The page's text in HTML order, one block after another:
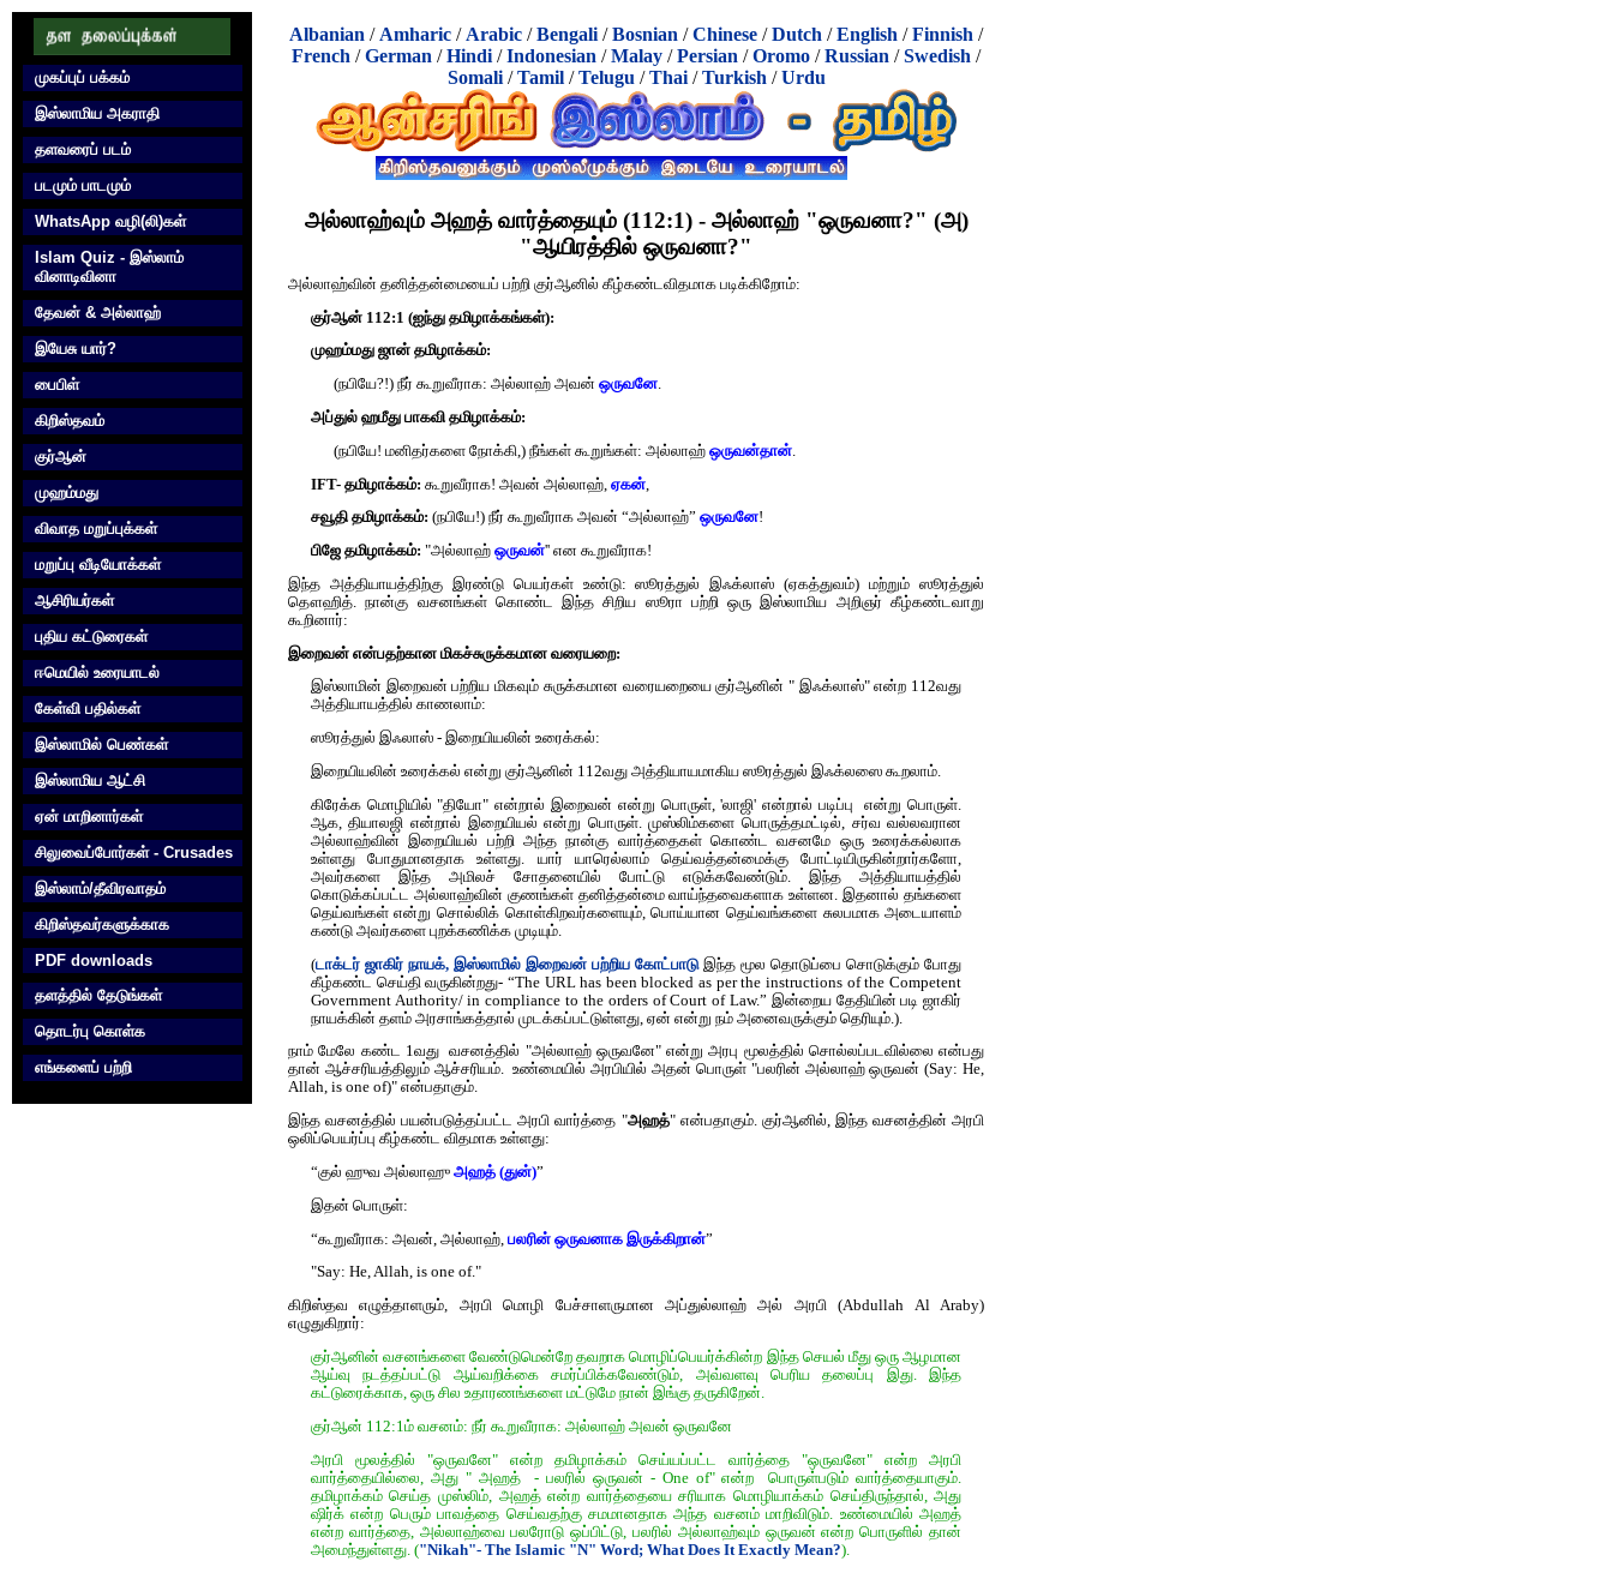
முகப்புப் பக்கம்
இஸ்லாமிய அகராதி
தளவரைப் படம்
படமும் பாடமும்
WhatsApp வழி(லி)கள்
Islam Quiz - இஸ்லாம்
வினாடிவினா
தேவன் & அல்லாஹ்
இயேசு யார்?
பைபிள்
கிறிஸ்தவம்
குர்‍ஆன்
முஹம்மது
விவாத மறுப்புக்கள்
மறுப்பு வீடியோக்கள்
ஆசிரியர்கள்
புதிய கட்டுரைகள்
ஈமெயில் உரையாடல்
கேள்வி பதில்கள்
இஸ்லாமில் பெண்கள்
இஸ்லாமிய ஆட்சி
ஏன் மாறினார்கள்
சிலுவைப்போர்கள் - Crusades
இஸ்லாம்/தீவிரவாதம்
கிறிஸ்தவர்களுக்காக‌
PDF downloads
தளத்தில் தேடுங்கள்
தொடர்பு கொள்க‌
எங்களைப் பற்றி
Albanian / Amharic / Arabic /Bengali /Bosnian /Chinese /Dutch /English /Finnish /
French /German /Hindi /Indonesian /Malay /Persian /Oromo /Russian /Swedish /
Somali/Tamil/Telugu /Thai/Turkish /Urdu
அல்லாஹ்வும் அஹத் வார்த்தையும் (112:1) - அல்லாஹ் "ஒருவனா?" (அ)
"ஆயிரத்தில் ஒருவனா?"
அல்லாஹ்வின் தனித்தன்மையைப் பற்றி குர்‍ஆனில் கீழ்கண்டவிதமாக படிக்கிறோம்:
குர்‍ஆன் 112:1 (ஐந்து தமிழாக்கங்கள்):
முஹம்மது ஜான் தமிழாக்கம்:
(நபியே?!) நீர் கூறுவீராக: அல்லாஹ் அவன் ஒருவனே.
அப்துல் ஹமீது பாகவி தமிழாக்கம்:
(நபியே! மனிதர்களை நோக்கி,) நீங்கள் கூறுங்கள்: அல்லாஹ் ஒருவன்தான்.
IFT- தமிழாக்கம்: கூறுவீராக! அவன் அல்லாஹ், ஏகன்,
சவூதி தமிழாக்கம்: (நபியே!) நீர் கூறுவீராக அவன் “அல்லாஹ்” ஒருவனே!
பிஜே தமிழாக்கம்: "அல்லாஹ் ஒருவன்'' என கூறுவீராக!
இந்த அத்தியாயத்திற்கு இரண்டு பெயர்கள் உண்டு: ஸூரத்துல் இஃக்லாஸ் (ஏகத்துவம்) மற்றும் ஸூரத்துல்
தௌஹித். நான்கு வசனங்கள் கொண்ட‌ இந்த சிறிய ஸூரா பற்றி ஒரு இஸ்லாமிய அறிஞர் கீழ்கண்டவாறு
கூறினார்:
இறைவன் என்பதற்கான மிகச்சுருக்கமான வரையறை:
இஸ்லாமின் இறைவன் பற்றிய மிகவும் சுருக்கமான வரையறையை குர்‍ஆனின் " இஃக்லாஸ்" என்ற 112வது
அத்தியாயத்தில் காணலாம்:
ஸூரத்துல் இஃலாஸ் - இறையியலின் உரைக்கல்:
இறையியலின் உரைக்கல் என்று குர்‍ஆனின் 112வது அத்தியாயமாகிய ஸூரத்துல் இஃக்லஸை கூறலாம்.
கிரேக்க மொழியில் "தியோ" என்றால் இறைவன் என்று பொருள், 'லாஜி' என்றால் படிப்பு என்று பொருள்.
ஆக, தியாலஜி என்றால் இறையியல் என்று பொருள். முஸ்லிம்களை பொருத்தமட்டில், சர்வ வல்லவரான
அல்லாஹ்வின் இறையியல் பற்றி அந்த நான்கு வார்த்தைகள் கொண்ட வசனமே ஒரு உரைக்கல்லாக
உள்ளது போதுமானதாக உள்ளது. யார் யாரெல்லாம் தெய்வத்தன்மைக்கு போட்டியிருகின்றார்களோ,
அவர்களை இந்த அமிலச் சோதனையில் போட்டு எடுக்கவேண்டும். இந்த அத்தியாயத்தில்
கொடுக்கப்பட்ட அல்லாஹ்வின் குணங்கள் தனித்தன்மை வாய்ந்தவைகளாக உள்ளன. இதனால் தங்களை
தெய்வங்கள் என்று சொல்லிக் கொள்கிறவர்களையும், பொய்யான தெய்வங்களை சுலபமாக அடையாளம்
கண்டு அவர்களை புறக்கணிக்க முடியும்.
(டாக்டர் ஜாகிர் நாயக், இஸ்லாமில் இறைவன் பற்றிய கோட்பாடுஇந்த மூல தொடுப்பை சொடுக்கும் போது
கீழ்கண்ட செய்தி வருகின்றது- “The URL has been blocked as per the instructions of the Competent
Government Authority/ in compliance to the orders of Court of Law.” இன்றைய தேதியின் படி ஜாகிர்
நாயக்கின் தளம் அரசாங்கத்தால் முடக்கப்பட்டுள்ளது, ஏன் என்று நம் அனைவருக்கும் தெரியும்.).
நாம் மேலே கண்ட 1வது வசனத்தில் "அல்லாஹ் ஒருவனே" என்று அரபு மூலத்தில் சொல்லப்படவில்லை என்பது
தான் ஆச்சரியத்திலும் ஆச்சரியம். உண்மையில் அரபியில் அதன் பொருள் "பலரின் அல்லாஹ் ஒருவன் (Say: He,
Allah, is one of)" என்பதாகும்.
இந்த வசனத்தில் பயன்படுத்தப்பட்ட அரபி வார்த்தை "அஹத்" என்பதாகும். குர்‍ஆனில், இந்த வசனத்தின் அரபி
ஒலிப்பெயர்ப்பு கீழ்கண்ட விதமாக உள்ளது:
“குல் ஹுவ அல்லாஹு அஹத் (துன்)”
இதன் பொருள்:
“கூறுவீராக: அவன், அல்லாஹ், பலரின் ஒருவனாக இருக்கிறான்”
"Say: He, Allah, is one of."
கிறிஸ்தவ எழுத்தாளரும், அரபி மொழி பேச்சாளருமான‌ அப்துல்லாஹ் அல் அரபி (Abdullah Al Araby)
எழுதுகிறார்:
குர்ஆனின் வசனங்களை வேண்டுமென்றே தவறாக மொழிப்பெயர்க்கின்ற இந்த செயல் மீது ஒரு ஆழமான
ஆய்வு நடத்தப்பட்டு ஆய்வறிக்கை சமர்ப்பிக்கவேண்டும், அவ்வளவு பெரிய தலைப்பு இது. இந்த
கட்டுரைக்காக, ஒரு சில உதாரணங்களை மட்டுமே நான் இங்கு தருகிறேன்.
குர்‍ஆன் 112:1ம் வசனம்: நீர் கூறுவீராக: அல்லாஹ் அவன் ஒருவனே
அரபி மூலத்தில் "ஒருவனே" என்ற தமிழாக்கம் செய்யப்பட்ட வார்த்தை "ஒருவனே" என்ற அரபி
வார்த்தையில்லை, அது " அஹத்- பலரில் ஒருவன் - One of" என்ற பொருள்படும் வார்த்தையாகும்.
தமிழாக்கம் செய்த முஸ்லிம், அஹத் என்ற வார்த்தையை சரியாக மொழியாக்கம் செய்திருந்தால், அது
ஷிர்க் என்ற பெரும் பாவத்தை செய்வதற்கு சமமானதாக அந்த வசனம் மாறிவிடும். உண்மையில் அஹத்
என்ற வார்த்தை, அல்லாஹ்வை பலரோடு ஒப்பிட்டு, பலரில் அல்லாஹ்வும் ஒருவன் என்ற பொருளில் தான்
அமைந்துள்ளது. ("Nikah"- The Islamic "N" Word; What Does It Exactly Mean?).